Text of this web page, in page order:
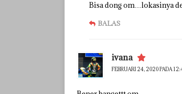
Bisa dong om…lokasinya
BALAS
ivana
FEBRUARI 24, 2020 PADA